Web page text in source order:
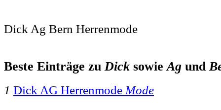
Dick Ag Bern Herrenmode
Beste Einträge zuDick sowieAg und
1 Dick AG Herrenmode Mode